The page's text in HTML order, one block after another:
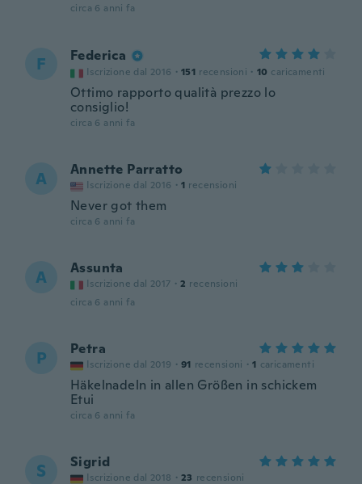
circa 6 anni fa
F Federica
Iscrizione dal 2016 · 151 recensioni · 10 caricamenti
Ottimo rapporto qualità prezzo lo
consiglio!
circa 6 anni fa
A Annette Parratto
Iscrizione dal 2016 · 1 recensioni
Never got them
circa 6 anni fa
A Assunta
Iscrizione dal 2017 · 2 recensioni
circa 6 anni fa
P Petra
Iscrizione dal 2019 · 91 recensioni · 1 caricamenti
Häkelnadeln in allen Größen in schickem
Etui
circa 6 anni fa
S Sigrid
Iscrizione dal 2018 · 23 recensioni